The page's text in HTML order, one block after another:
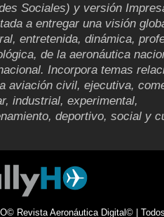
Sociales) y versión
a entregar una visión
entretenida, dinámica,
de la aeronáutica
Incorpora temas
aviación civil, ejecutiva,
industrial, experimental,
deportivo, social y
Revista Aeronáutica Digital© |